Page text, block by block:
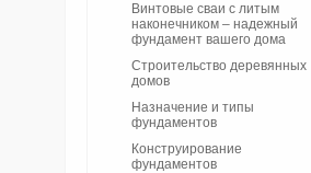
Винтовые сваи с литым
наконечником – надежный
фундамент вашего дома
Строительство деревянных
домов
Назначение и типы
фундаментов
Конструирование
фундаментов